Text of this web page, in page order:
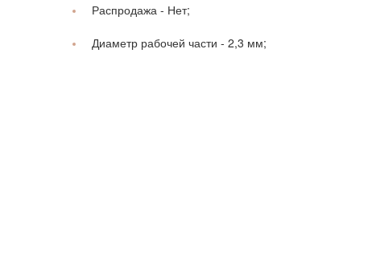
Распродажа - Нет;
Диаметр рабочей части - 2,3 мм;